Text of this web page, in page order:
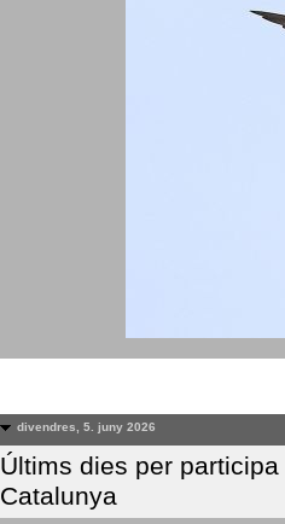
divendres, 5. juny 2026
Últims dies per
Catalunya